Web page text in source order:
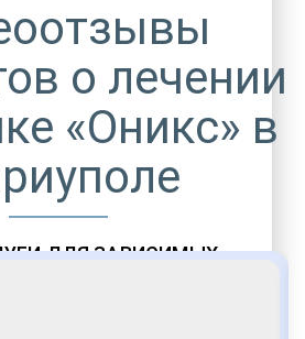
ДЛЯ ЗАВИСИМЫХ
о лечении
«Оникс» в